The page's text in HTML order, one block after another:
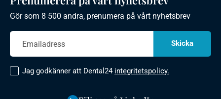
Gör som 8 500 andra, prenumera på vårt nyhetsbrev
Jag godkänner att Dental24 integritetspolicy.